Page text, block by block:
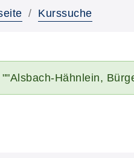
Kurssuche
Hähnlein,